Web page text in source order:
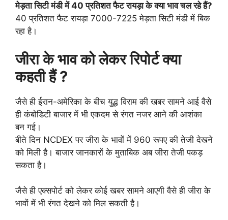
मेड़ता सिटी मंडी में 40 प्रतिशत फैट रायड़ा के क्या भाव चल रहे हैं?
40 प्रतिशत फैट रायड़ा 7000-7225 मेड़ता सिटी मंडी में बिक
रहा है।
जीरा के भाव को लेकर रिपोर्ट क्या
कहती हैं ?
जैसे ही ईरान-अमेरिका के बीच युद्ध विराम की खबर सामने आई वैसे
ही कंबोडिटी बाजार में भी एकदम से रंगत नजर आने की आशंका
बन गई।
बीते दिन NCDEX पर जीरा के भावों में 960 रूपए की तेजी देखने
को मिली है। बाजार जानकारों के मुताबिक अब जीरा तेजी पकड़
सकता है।
जैसे ही एक्सपोर्ट को लेकर कोई खबर सामने आएगी वैसे ही जीरा के
भावों में भी रंगत देखने को मिल सकती है।